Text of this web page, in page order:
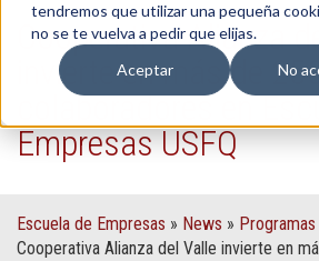
tendremos que utilizar una pequeña
no se te vuelva a pedir que elijas.
Aceptar
No
Cooperativa Alianza
invierte en más de
colaboradores en
Empresas USFQ
Escuela de Empresas » News »
Cooperativa Alianza del Valle invierte en